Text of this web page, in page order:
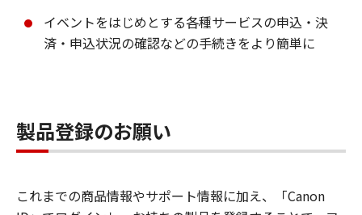
イベントをはじめとする各種サービスの申込・決
済・申込状況の確認などの手続きをより簡単に
製品登録のお願い
これまでの商品情報やサポート情報に加え、「Canon